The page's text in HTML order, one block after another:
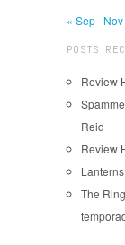
« Sep
POSTS
Review
Reid
Review
The